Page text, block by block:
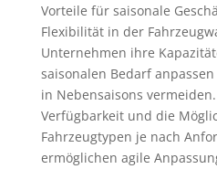
Vorteile für saisonale
Flexibilität in der
Unternehmen ihre
saisonalen Bedarf
in Nebensaisons
Verfügbarkeit und die
Fahrzeugtypen je nach
ermöglichen agile